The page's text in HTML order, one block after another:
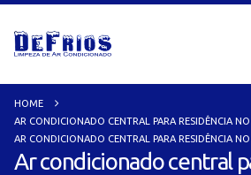
HOME
AR CONDICIONADO CENTRAL PARA RESIDÊNCIA
AR CONDICIONADO CENTRAL PARA RESIDÊNCIA
Ar condicionado central